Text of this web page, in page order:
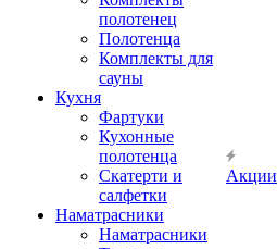
полотенец
Полотенца
Комплекты для
сауны
Кухня
Фартуки
Кухонные
полотенца
Скатерти и
салфетки
Наматрасники
Наматрасники
Акции